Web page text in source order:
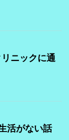
ニックに通
活がない話